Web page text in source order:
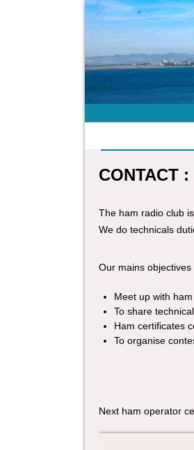
CONTACT
The ham radio club
We do technicals
Our mains objectives
Meet up with
To share
Ham certificates
To organise
Next ham operator